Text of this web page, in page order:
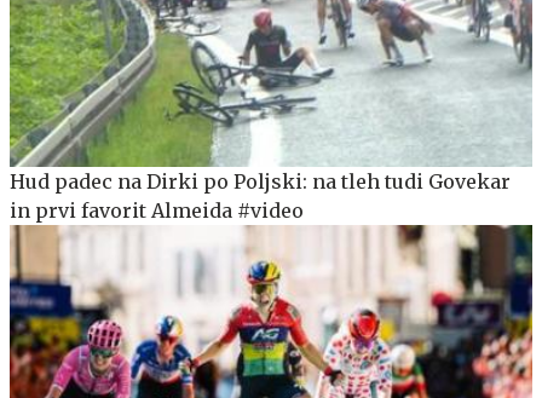
Hud padec na Dirki po Poljski: na tleh tudi Govekar
in prvi favorit Almeida #video